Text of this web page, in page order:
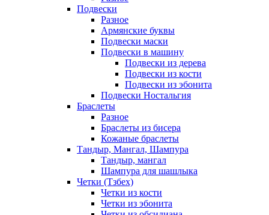
Подвески
Разное
Армянские буквы
Подвески маски
Подвески в машину
Подвески из дерева
Подвески из кости
Подвески из эбонита
Подвески Ностальгия
Браслеты
Разное
Браслеты из бисера
Кожаные браслеты
Тандыр, Мангал, Шампура
Тандыр, мангал
Шампура для шашлыка
Четки (Тзбех)
Четки из кости
Четки из эбонита